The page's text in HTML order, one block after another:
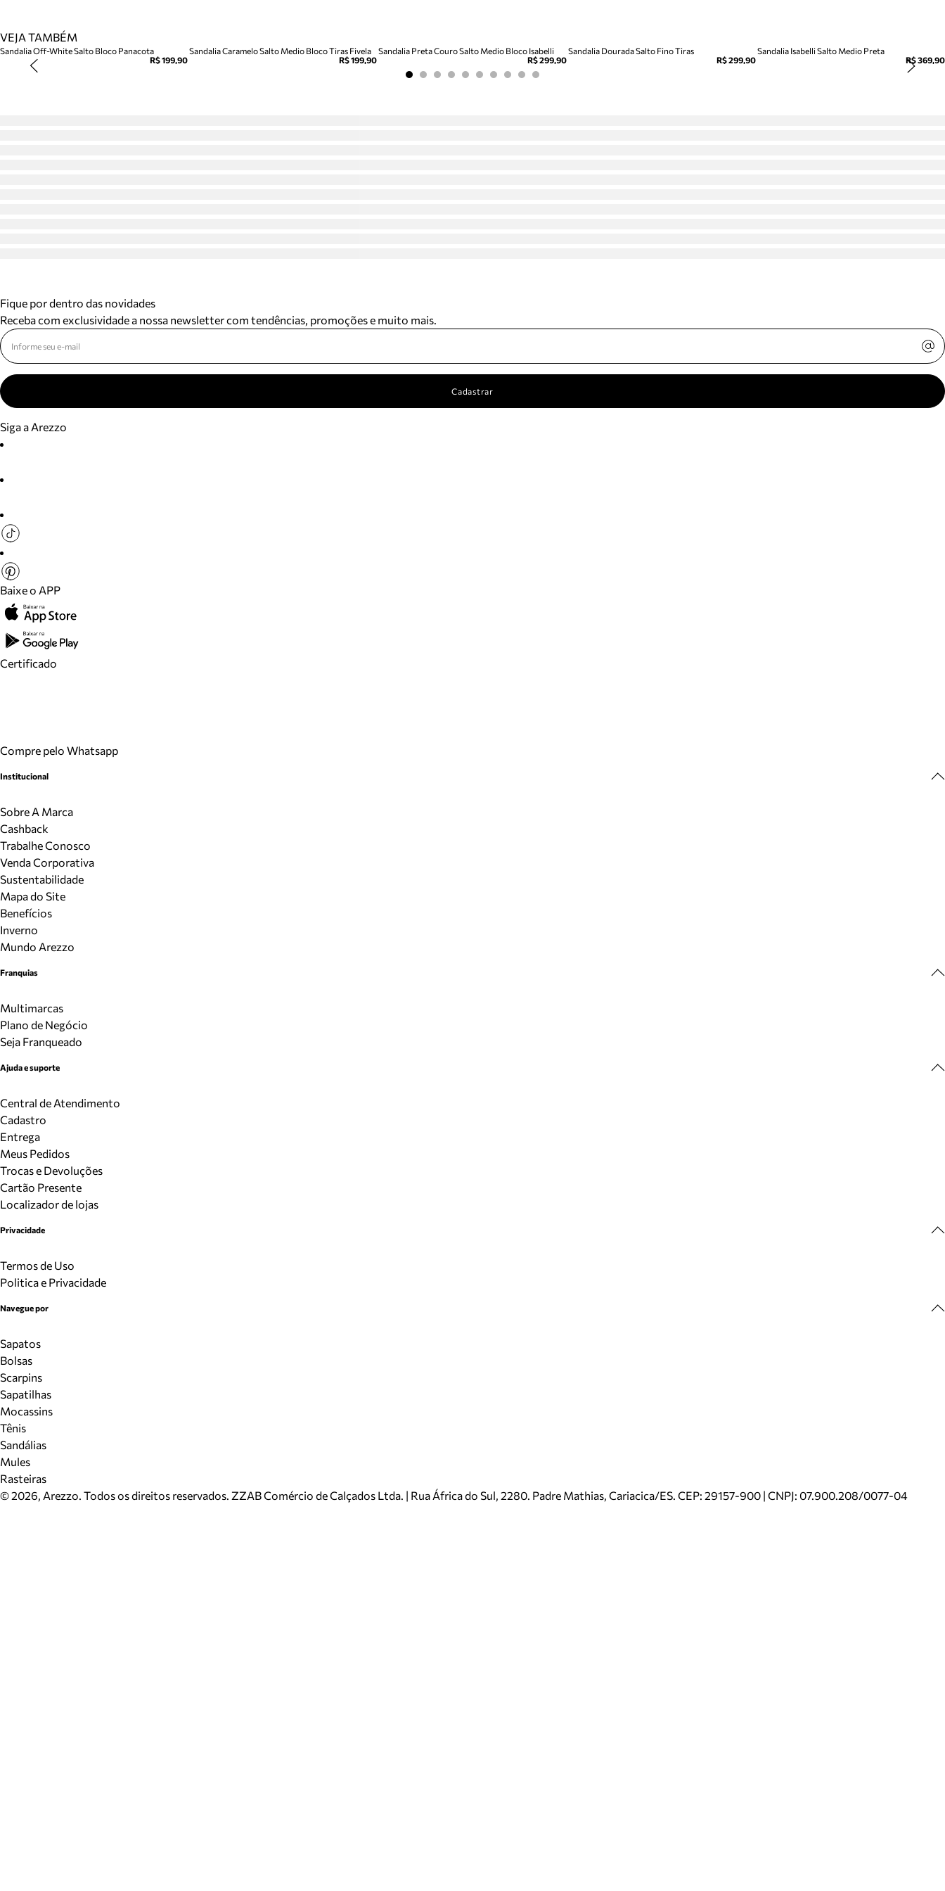
VEJA TAMBÉM
Sandalia Off-White Salto Bloco Panacota
R$ 199,90
Sandalia Caramelo Salto Medio Bloco Tiras Fivela
R$ 199,90
Sandalia Preta Couro Salto Medio Bloco Isabelli
R$ 299,90
Sandalia Dourada Salto Fino Tiras
R$ 299,90
Sandalia Isabelli Salto Medio Preta
R$ 369,90
Fique por dentro das novidades
Receba com exclusividade a nossa newsletter com tendências, promoções e muito mais.
Cadastrar
Siga a Arezzo
Baixe o APP
Certificado
Compre pelo Whatsapp
Institucional
Sobre A Marca
Cashback
Trabalhe Conosco
Venda Corporativa
Sustentabilidade
Mapa do Site
Benefícios
Inverno
Mundo Arezzo
Franquias
Multimarcas
Plano de Negócio
Seja Franqueado
Ajuda e suporte
Central de Atendimento
Cadastro
Entrega
Meus Pedidos
Trocas e Devoluções
Cartão Presente
Localizador de lojas
Privacidade
Termos de Uso
Politica e Privacidade
Navegue por
Sapatos
Bolsas
Scarpins
Sapatilhas
Mocassins
Tênis
Sandálias
Mules
Rasteiras
©2026, Arezzo. Todos os direitos reservados. ZZAB Comércio de Calçados Ltda. | Rua África do Sul, 2280. Padre Mathias, Cariacica/ES. CEP: 29157-900 | CNPJ: 07.900.208/0077-04